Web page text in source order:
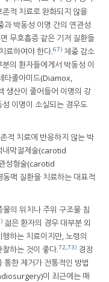
적 치료로 완화되지 않을
과 박동성 이명 간의 연관성
무호흡증 같은 기저 질환들
료하여야 한다.67) 체중 감소
의 환자들에게서 박동성 이
타졸아미드(Diamox,
산이 줄어들어 이명의 강
이명이 소실되는 경우도
적 치료에 반응하지 않는 박
내막절제술(carotid
성형술(carotid
맥 질환을 치료하는 대표적
의 위치나 주위 구조물 침
젊은 환자의 경우 대부분 외
하는 치료이지만, 노령의
하는 것이 좋다.72,73) 경정
통한 제거가 전통적인 방법
이 최근에는 매